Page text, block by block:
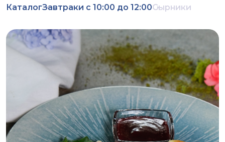
КаталогЗавтраки с 10:00 до 12:00Сырники